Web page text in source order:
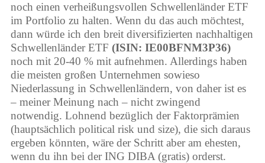
noch einen verheißungsvollen Schwellenländer ETF
im Portfolio zu halten. Wenn du das auch möchtest,
dann würde ich den breit diversifizierten nachhaltigen
Schwellenländer ETF (ISIN: IE00BFNM3P36)
noch mit 20-40 % mit aufnehmen. Allerdings haben
die meisten großen Unternehmen sowieso
Niederlassung in Schwellenländern, von daher ist es
– meiner Meinung nach – nicht zwingend
notwendig. Lohnend bezüglich der Faktorprämien
(hauptsächlich political risk und size), die sich daraus
ergeben könnten, wäre der Schritt aber am ehesten,
wenn du ihn bei der ING DIBA (gratis) orderst.